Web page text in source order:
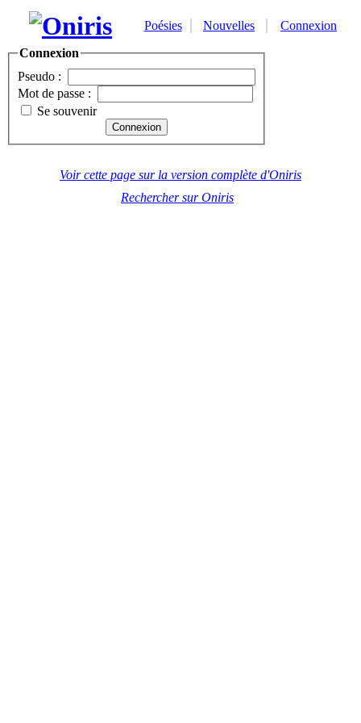
Poésies Nouvelles
Connexion
Connexion
Pseudo :
Mot de passe :
Se souvenir
Voir cette page sur la version complète d'Oniris
Rechercher sur Oniris